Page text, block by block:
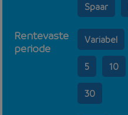
Spaar
Rentevaste
periode
Variabel
5 10
30